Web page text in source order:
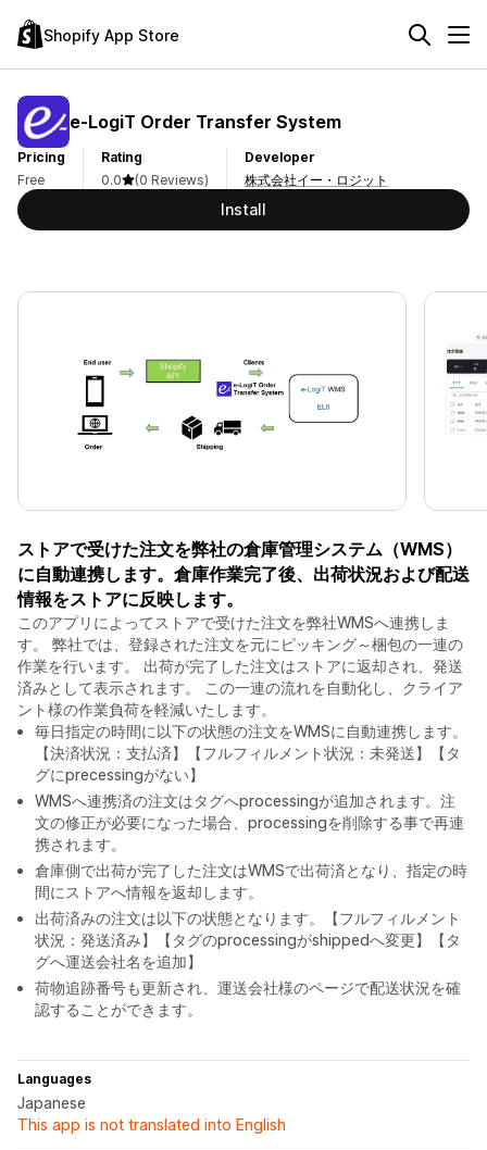
Shopify App Store
e‑LogiT Order Transfer System
Pricing
Free
Rating
0.0
(0 Reviews)
Developer
株式会社イー・ロジット
Install
ストアで受けた注文を弊社の倉庫管理システム（WMS）
に自動連携します。倉庫作業完了後、出荷状況および配送
情報をストアに反映します。
このアプリによってストアで受けた注文を弊社WMSへ連携しま
す。 弊社では、登録された注文を元にピッキング～梱包の一連の
作業を行います。 出荷が完了した注文はストアに返却され、発送
済みとして表示されます。 この一連の流れを自動化し、クライア
ント様の作業負荷を軽減いたします。
毎日指定の時間に以下の状態の注文をWMSに自動連携します。
【決済状況：支払済】【フルフィルメント状況：未発送】【タ
グにprecessingがない】
WMSへ連携済の注文はタグへprocessingが追加されます。注
文の修正が必要になった場合、processingを削除する事で再連
携されます。
倉庫側で出荷が完了した注文はWMSで出荷済となり、指定の時
間にストアへ情報を返却します。
出荷済みの注文は以下の状態となります。【フルフィルメント
状況：発送済み】【タグのprocessingがshippedへ変更】【タ
グへ運送会社名を追加】
荷物追跡番号も更新され、運送会社様のページで配送状況を確
認することができます。
Languages
Japanese
This app is not translated into English